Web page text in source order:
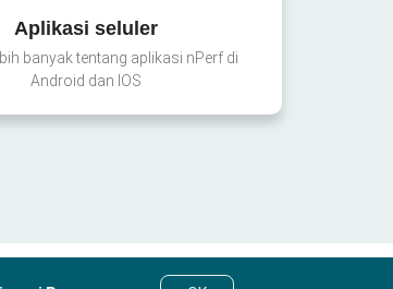
Aplikasi seluler
banyak tentang aplikasi nPerf di
Android dan IOS